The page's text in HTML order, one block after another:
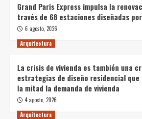
Grand Paris Express impulsa la
través de 68 estaciones diseñadas
6 agosto, 2026
Arquitectura
La crisis de vivienda es también una
estrategias de diseño residencial
la mitad la demanda de vivienda
4 agosto, 2026
Arquitectura